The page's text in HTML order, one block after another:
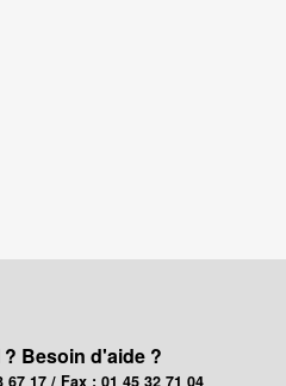
Besoin d'aide ?
67 17 / Fax : 01 45 32 71 04